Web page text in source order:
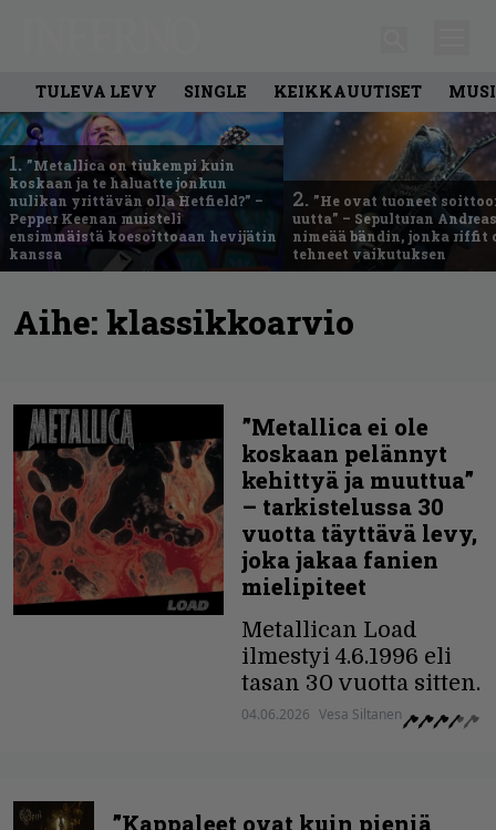
TULEVA LEVY SINGLE KEIKKAUUTISET
1. ”Metallica on tiukempi kuin
koskaan ja te haluatte jonkun
nulikan yrittävän olla Hetfield?” –
Pepper Keenan muisteli
ensimmäistä koesoittoaan hevijätin
kanssa
2. ”He ovat tuoneet
uutta” – Sepulturan
nimeää bändin, jonka riffit
tehneet vaikutuksen
Aihe: klassikkoarvio
”Metallica ei ole
koskaan pelännyt
kehittyä ja muuttua”
– tarkistelussa 30
vuotta täyttävä levy,
joka jakaa fanien
mielipiteet
Metallican Load
ilmestyi 4.6.1996 eli
tasan 30 vuotta sitten.
04.06.2026 Vesa Siltanen
”Kappaleet ovat kuin pieniä